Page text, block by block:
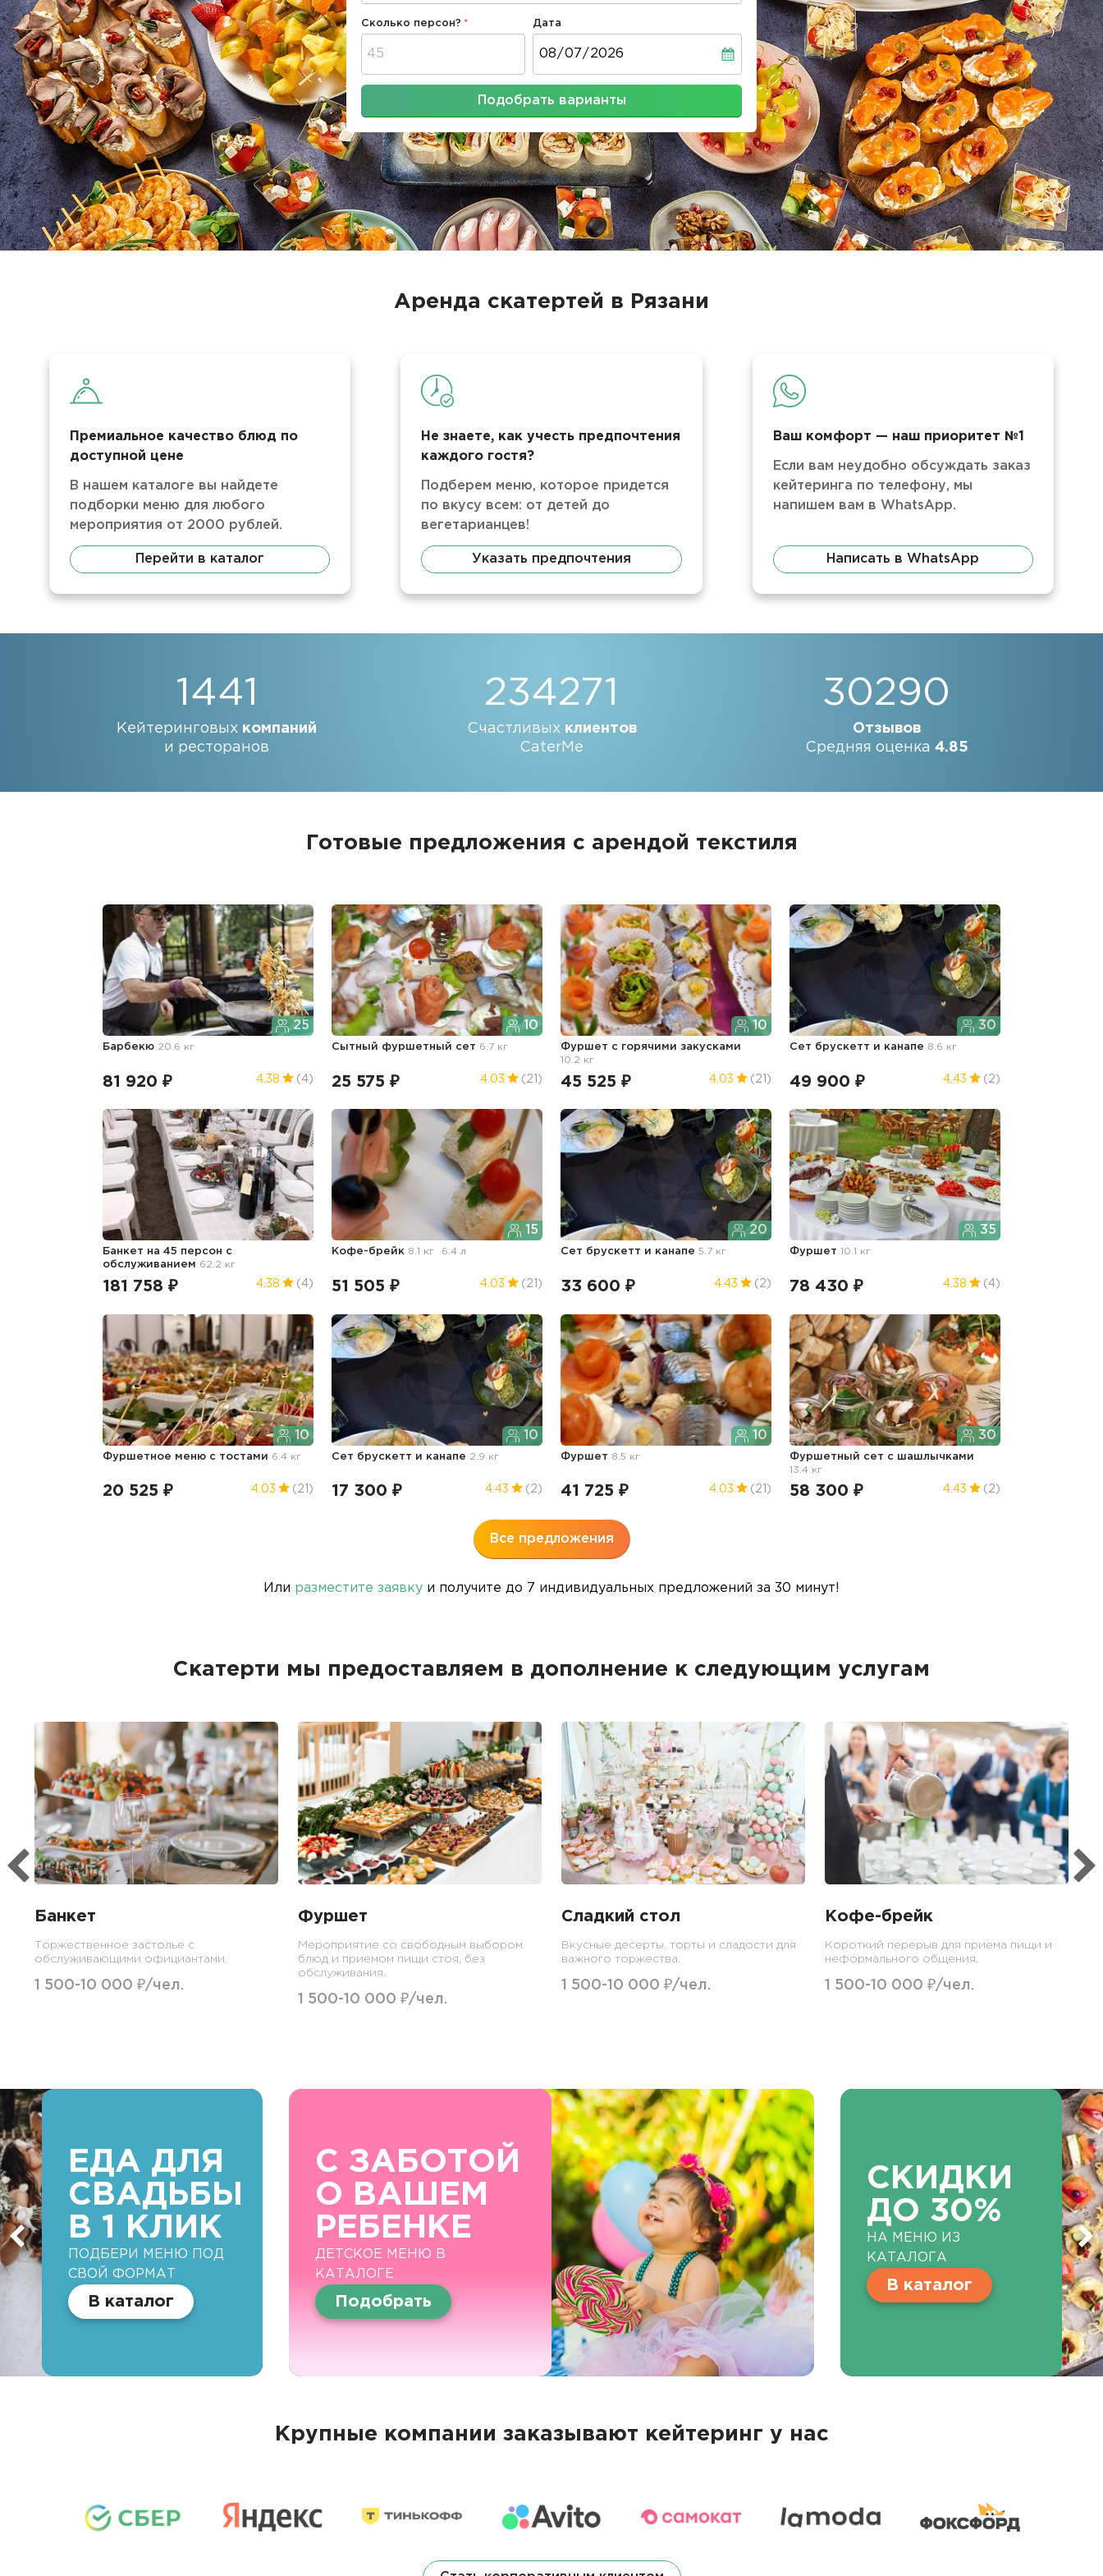
Сколько персон? Дата
Подобрать варианты
Аренда скатертей в Рязани
Премиальное качество блюд по
доступной цене
В нашем каталоге вы найдете
подборки меню для любого
мероприятия от 2000 рублей.
Перейти в каталог
Не знаете, как учесть предпочтения
каждого гостя?
Подберем меню, которое придется
по вкусу всем: от детей до
вегетарианцев!
Указать предпочтения
Ваш комфорт — наш приоритет №1
Если вам неудобно обсуждать заказ
кейтеринга по телефону, мы
напишем вам в WhatsApp.
Написать в WhatsApp
1441
Кейтеринговых компаний
и ресторанов
234271
Счастливых клиентов
CaterMe
30290
Отзывов
Средняя оценка 4.85
Готовые предложения с арендой текстиля
25
Барбекю 20.6 кг
81 920 ₽ 4.38 (4)
10
Сытный фуршетный сет 6.7 кг
25 575 ₽ 4.03 (21)
10
Фуршет с горячими закусками
10.2 кг
45 525 ₽ 4.03 (21)
30
Сет брускетт и канапе 8.6 кг
49 900 ₽ 4.43 (2)
Банкет на 45 персон с
обслуживанием 62.2 кг
181 758 ₽ 4.38 (4)
15
Кофе-брейк 8.1 кг 6.4 л
51 505 ₽ 4.03 (21)
20
Сет брускетт и канапе5.7 кг
33 600 ₽ 4.43 (2)
35
Фуршет 10.1 кг
78 430 ₽ 4.38 (4)
10
Фуршетное меню с тостами 6.4 кг
20 525 ₽ 4.03 (21)
10
Сет брускетт и канапе 2.9 кг
17 300 ₽ 4.43 (2)
10
Фуршет 8.5 кг
41 725 ₽ 4.03 (21)
30
Фуршетный сет с шашлычками
13.4 кг
58 300 ₽ 4.43 (2)
Все предложения
Или разместите заявку и получите до 7 индивидуальных предложений за 30 минут!
Скатерти мы предоставляем в дополнение к следующим услугам
Банкет
Торжественное застолье с
обслуживающими официантами.
1 500-10 000 ₽/чел.
Фуршет
Мероприятие со свободным выбором
блюд и приемом пищи стоя, без
обслуживания.
1 500-10 000 ₽/чел.
Сладкий стол
Вкусные десерты, торты и сладости для
важного торжества.
1 500-10 000 ₽/чел.
Кофе-брейк
Короткий перерыв для приема пищи и
неформального общения.
1 500-10 000 ₽/чел.
ЕДА ДЛЯ
СВАДЬБЫ
В 1 КЛИК
ПОДБЕРИ МЕНЮ ПОД
СВОЙ ФОРМАТ
В каталог
С ЗАБОТОЙ
О ВАШЕМ
РЕБЕНКЕ
ДЕТСКОЕ МЕНЮ В
КАТАЛОГЕ
Подобрать
СКИДКИ
ДО 30%
НА МЕНЮ ИЗ
КАТАЛОГА
В каталог
Крупные компании заказывают кейтеринг у нас